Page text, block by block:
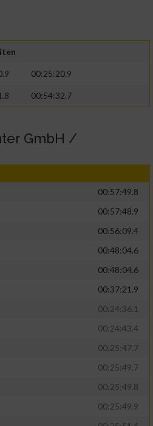
00:25:20.9
00:54:32.7
GmbH /
00:57:49.8
00:57:48.9
00:56:09.4
00:48:04.6
00:48:04.6
00:37:21.9
00:24:36.1
00:24:43.4
00:25:47.7
00:25:49.7
00:25:49.8
00:25:49.9